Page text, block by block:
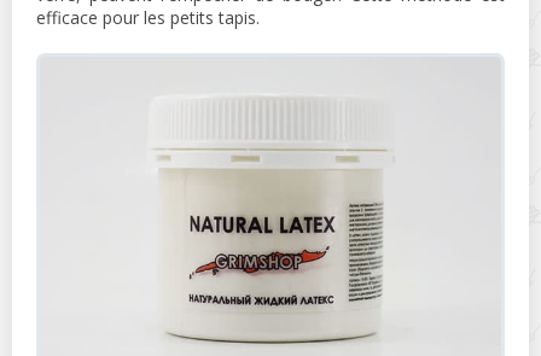
efficace pour les petits tapis.